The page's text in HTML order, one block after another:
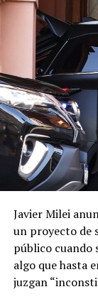
Javier Milei
un proyecto de
público cuando
algo que hasta
juzgan